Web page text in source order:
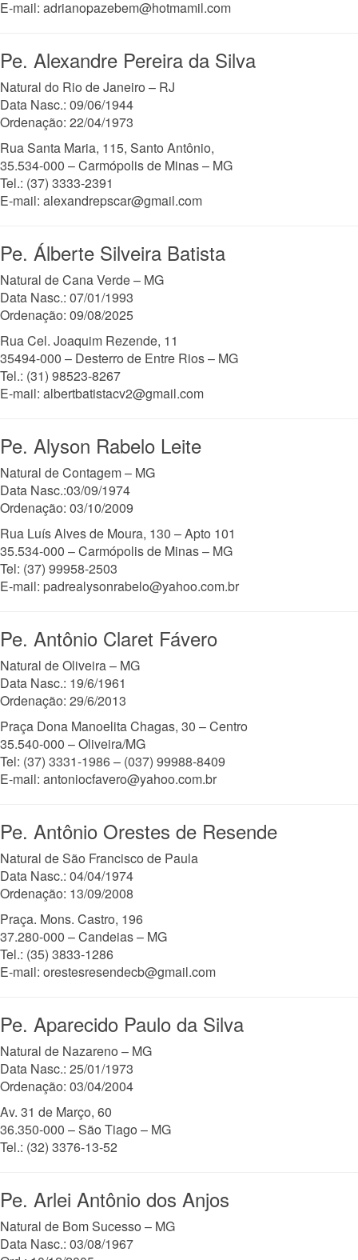
E-mail: adrianopazebem@hotmamil.com
Pe. Alexandre Pereira da Silva
Natural do Rio de Janeiro – RJ
Data Nasc.: 09/06/1944
Ordenação: 22/04/1973
Rua Santa Maria, 115, Santo Antônio,
35.534-000 – Carmópolis de Minas – MG
Tel.: (37) 3333-2391
E-mail: alexandrepscar@gmail.com
Pe. Álberte Silveira Batista
Natural de Cana Verde – MG
Data Nasc.: 07/01/1993
Ordenação: 09/08/2025
Rua Cel. Joaquim Rezende, 11
35494-000 – Desterro de Entre Rios – MG
Tel.: (31) 98523-8267
E-mail: albertbatistacv2@gmail.com
Pe. Alyson Rabelo Leite
Natural de Contagem – MG
Data Nasc.:03/09/1974
Ordenação: 03/10/2009
Rua Luís Alves de Moura, 130 – Apto 101
35.534-000 – Carmópolis de Minas – MG
Tel: (37) 99958-2503
E-mail: padrealysonrabelo@yahoo.com.br
Pe. Antônio Claret Fávero
Natural de Oliveira – MG
Data Nasc.: 19/6/1961
Ordenação: 29/6/2013
Praça Dona Manoelita Chagas, 30 – Centro
35.540-000 – Oliveira/MG
Tel: (37) 3331-1986 – (037) 99988-8409
E-mail: antoniocfavero@yahoo.com.br
Pe. Antônio Orestes de Resende
Natural de São Francisco de Paula
Data Nasc.: 04/04/1974
Ordenação: 13/09/2008
Praça. Mons. Castro, 196
37.280-000 – Candeias – MG
Tel.: (35) 3833-1286
E-mail: orestesresendecb@gmail.com
Pe. Aparecido Paulo da Silva
Natural de Nazareno – MG
Data Nasc.: 25/01/1973
Ordenação: 03/04/2004
Av. 31 de Março, 60
36.350-000 – São Tiago – MG
Tel.: (32) 3376-13-52
Pe. Arlei Antônio dos Anjos
Natural de Bom Sucesso – MG
Data Nasc.: 03/08/1967